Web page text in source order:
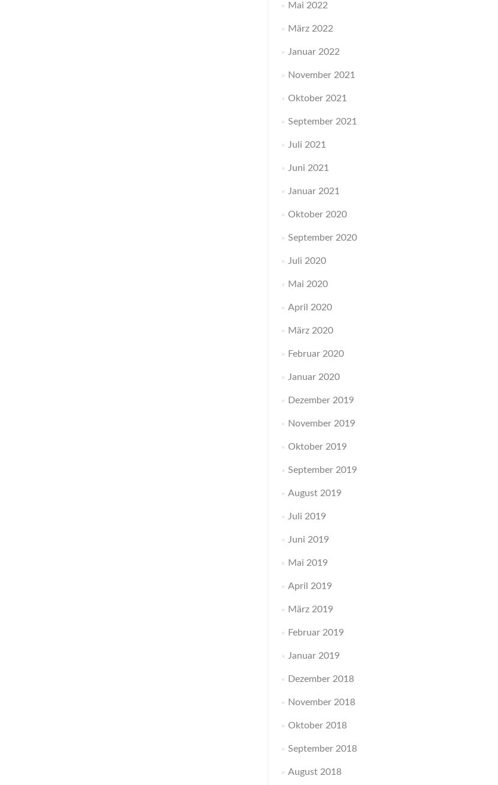
Mai 2022
März 2022
Januar 2022
November 2021
Oktober 2021
September 2021
Juli 2021
Juni 2021
Januar 2021
Oktober 2020
September 2020
Juli 2020
Mai 2020
April 2020
März 2020
Februar 2020
Januar 2020
Dezember 2019
November 2019
Oktober 2019
September 2019
August 2019
Juli 2019
Juni 2019
Mai 2019
April 2019
März 2019
Februar 2019
Januar 2019
Dezember 2018
November 2018
Oktober 2018
September 2018
August 2018